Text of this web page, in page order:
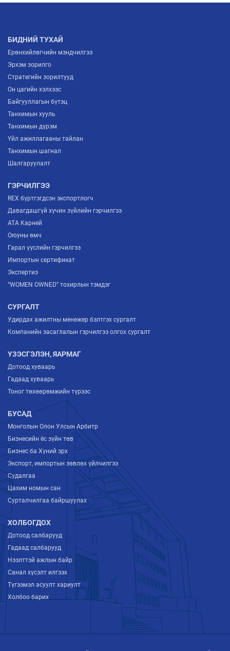
БИДНИЙ ТУХАЙ
Ерөнхийлөгчийн мэндчилгээ
Эрхэм зорилго
Стратегийн зорилтууд
Он цагийн хэлхээс
Байгууллагын бүтэц
Танхимын хууль
Танхимын дүрэм
Үйл ажиллагааны тайлан
Танхимын шагнал
Шалгаруулалт
ГЭРЧИЛГЭЭ
REX бүртгэгдсэн экспортлогч
Давагдашгүй хүчин зүйлийн гэрчилгээ
ATA Карней
Оюуны өмч
Гарал үүслийн гэрчилгээ
Импортын сертификат
Экспертиз
“WOMEN OWNED” тохирлын тэмдэг
СУРГАЛТ
Удирдах ажилтны менежер бэлтгэх сургалт
Компанийн засаглалын гэрчилгээ олгох сургалт
ҮЗЭСГЭЛЭН, ЯАРМАГ
Дотоод хуваарь
Гадаад хуваарь
Тоног төхөөрөмжийн түрээс
БУСАД
Монголын Олон Улсын Арбитр
Бизнесийн ёс зүйн төв
Бизнес ба Хүний эрх
Экспорт, импортын зөвлөх үйлчилгээ
Судалгаа
Цахим номын сан
Сурталчилгаа байршуулах
ХОЛБОГДОХ
Дотоод салбарууд
Гадаад салбарууд
Нээлттэй ажлын байр
Санал хүсэлт илгээх
Түгээмэл асуулт хариулт
Холбоо барих